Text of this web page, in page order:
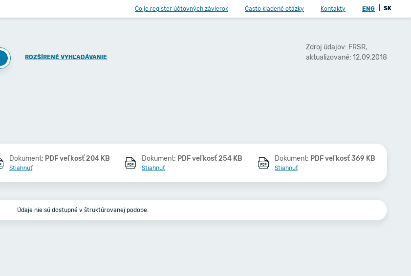
Čo je register účtovných závierok Často kladené otázky Kontakty ENG SK
ROZŠÍRENÉ VYHĽADÁVANIE
Zdroj údajov: FRSR,
aktualizované: 12.09.2018
Dokument: PDF veľkosť 204 KB
Stiahnuť
Dokument: PDF veľkosť 254 KB
Stiahnuť
Dokument: PDF veľkosť 369 KB
Stiahnuť
Údaje nie sú dostupné v štruktúrovanej podobe.